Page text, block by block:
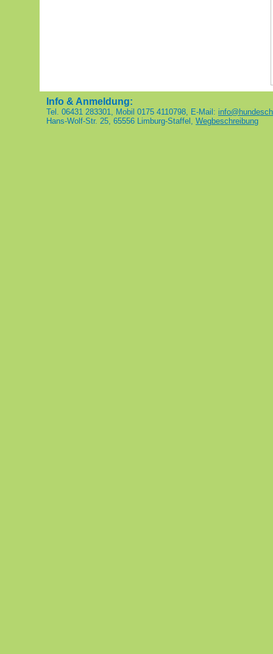
Info & Anmeldung:
Tel. 06431 283301, Mobil 0175 4110798, E-Mail:
Hans-Wolf-Str. 25, 65556 Limburg-Staffel, Wegbeschreibung